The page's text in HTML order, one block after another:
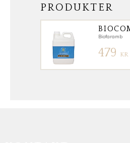
PRODUKTER
Biofaramb
479 KR